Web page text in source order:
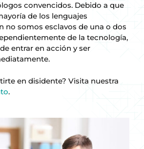
convencidos. Debido a que
de los lenguajes
no somos esclavos de una o dos
de la tecnología,
entrar en acción y ser
en disidente? Visita nuestra
.